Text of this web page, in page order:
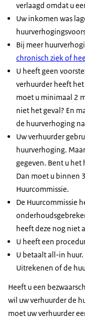
verlaagd omdat u
Uw inkomen was
Bij meer
chronisch ziek of
U heeft geen
verhuurder heeft
moet u minimaal 2
niet het geval? En
de huurverhoging
Uw verhuurder
huurverhoging.
gegeven. Bent u
Dan moet u binnen
Huurcommissie.
De Huurcommissie
heeft deze nog niet
U heeft een
U betaalt all-in
Uitrekenen of de
Heeft u een
wil uw verhuurder de
moet uw verhuurder